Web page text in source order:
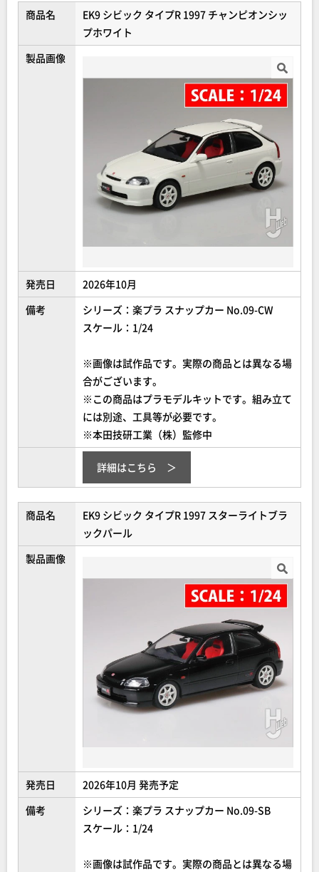
商品名
EK9 シビック タイプR 1997 チャンピオンシッ
プホワイト
製品画像
発売日
2026年10月
備考
シリーズ：楽プラ スナップカー No.09-CW
スケール：1/24
※画像は試作品です。実際の商品とは異なる場
合がございます。
※この商品はプラモデルキットです。組み立て
には別途、工具等が必要です。
※本田技研工業（株）監修中
詳細はこちら
商品名
EK9 シビック タイプR 1997 スターライトブラ
ックパール
製品画像
発売日
2026年10月 発売予定
備考
シリーズ：楽プラ スナップカー No.09-SB
スケール：1/24
※画像は試作品です。実際の商品とは異なる場